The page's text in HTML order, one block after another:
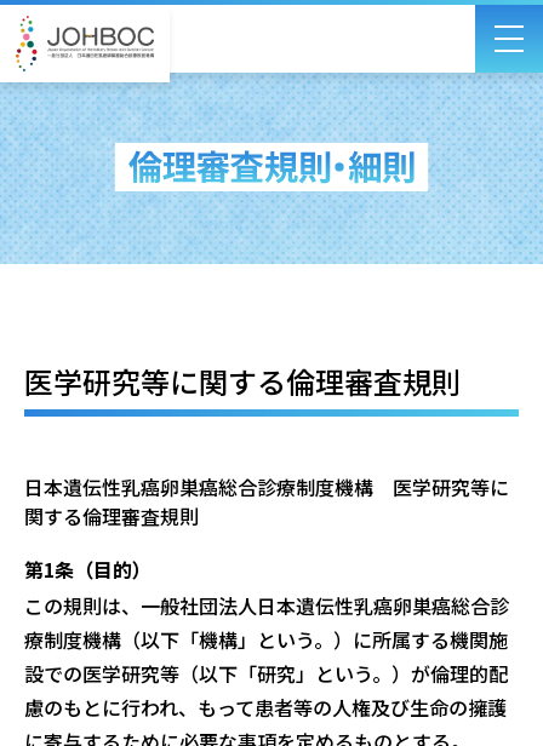
医学研究等に関する倫理審査規則
日本遺伝性乳癌卵巣癌総合診療制度機構 医学研究等に
関する倫理審査規則
第1条（目的）
この規則は、一般社団法人日本遺伝性乳癌卵巣癌総合診
療制度機構（以下「機構」という。）に所属する機関施
設での医学研究等（以下「研究」という。）が倫理的配
慮のもとに行われ、もって患者等の人権及び生命の擁護